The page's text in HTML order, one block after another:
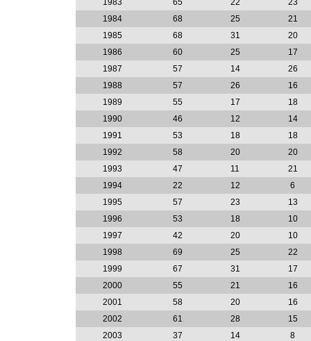
1983
65 22
23
1984
68 25
21
1985
68 31
20
1986
60 25
17
1987
57 14
26
1988
57 26
16
1989
55 17
18
1990
46 12
14
1991
53 18
18
1992
58 20
20
1993
47 11
21
1994
22 12
6
1995
57 23
13
1996
53 18
10
1997
42 20
10
1998
69 25
22
1999
67 31
17
2000
55 21
16
2001
58 20
16
2002
61 28
15
2003
37 14
8